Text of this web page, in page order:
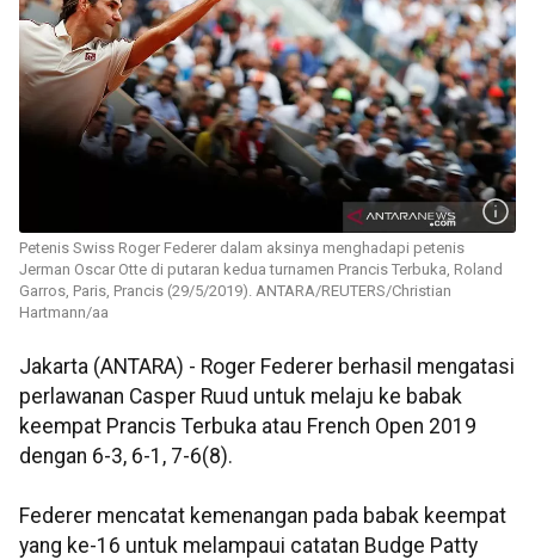
Petenis Swiss Roger Federer dalam aksinya menghadapi petenis
Jerman Oscar Otte di putaran kedua turnamen Prancis Terbuka, Roland
Garros, Paris, Prancis (29/5/2019). ANTARA/REUTERS/Christian
Hartmann/aa
Jakarta (ANTARA) - Roger Federer berhasil mengatasi
perlawanan Casper Ruud untuk melaju ke babak
keempat Prancis Terbuka atau French Open 2019
dengan 6-3, 6-1, 7-6(8).
Federer mencatat kemenangan pada babak keempat
yang ke-16 untuk melampaui catatan Budge Patty